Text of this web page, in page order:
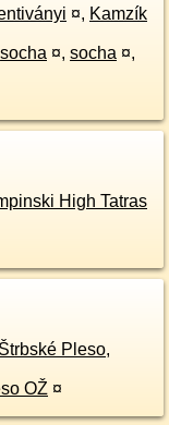
¤, Kamzík
socha ¤, socha ¤,
High Tatras
Pleso,
OŽ ¤